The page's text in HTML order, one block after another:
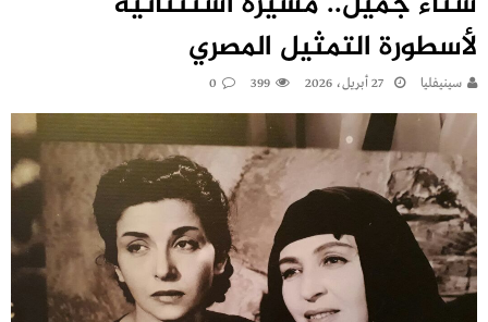
لأسطورة التمثيل المصري
سينيفليا 27 أبريل، 2026 399
0